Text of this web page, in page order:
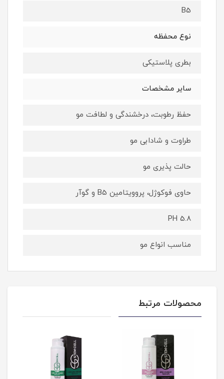
B5
نوع محفظه
بطری پلاستیکی
سایر مشخصات
حفظ رطوبت، درخشندگی و لطافت مو
طراوت و شادابی مو
حالت پذیری مو
حاوی فوکوژل، پروویتامین B5 و گوآر
PH 5.8
مناسب انواع مو
محصولات مرتبط